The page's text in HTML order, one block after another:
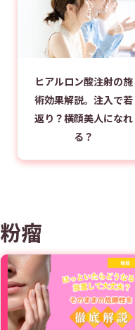
ヒアルロン酸注射の施
術効果解説。注入で若
返り？横顔美人になれ
る？
粉瘤